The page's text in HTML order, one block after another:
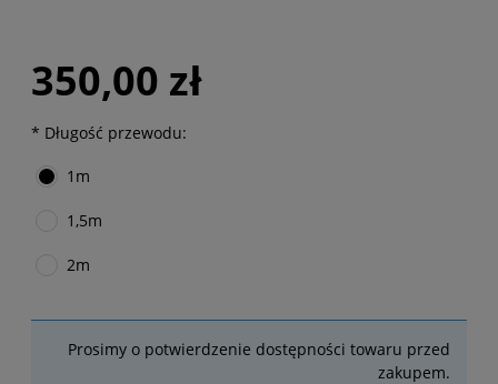
350,00 zł
* Długość przewodu:
1m
1,5m
2m
Prosimy o potwierdzenie dostępności towaru przed
zakupem.